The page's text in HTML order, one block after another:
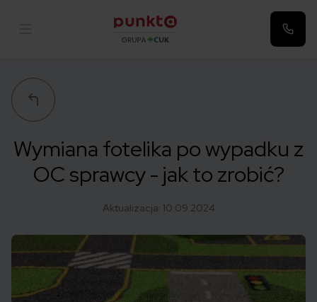
Wymiana fotelika po wypadku z
OC sprawcy - jak to zrobić?
Aktualizacja: 10.09.2024